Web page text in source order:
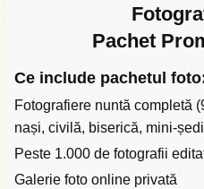
Pachet
Ce include pachetul
Fotografiere nuntă completă
nași, civilă, biserică, mini-
Peste 1.000 de fotografii
Galerie foto online privată